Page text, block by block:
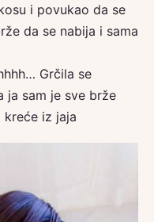
i povukao da se
da se nabija i sama
Grčila se
ja sam je sve brže
kreće iz jaja